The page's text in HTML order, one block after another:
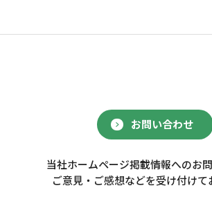
お問い合わせ
当社ホームページ掲載情報へのお
ご意見・ご感想などを受け付けて